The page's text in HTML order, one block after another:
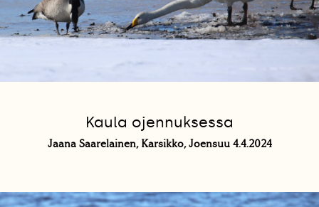
Kaula ojennuksessa
Jaana Saarelainen, Karsikko, Joensuu 4.4.2024